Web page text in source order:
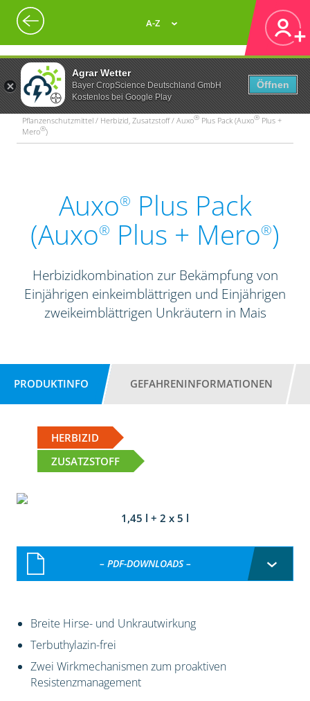
Agrar Wetter
Bayer CropScience Deutschland GmbH
Kostenlos bei Google Play
Öffnen
A-Z
Pflanzenschutzmittel / Herbizid, Zusatzstoff / Auxo® Plus Pack (Auxo® Plus +
Mero®)
Auxo® Plus Pack
(Auxo® Plus + Mero®)
Herbizidkombination zur Bekämpfung von
Einjährigen einkeimblättrigen und Einjährigen
zweikeimblättrigen Unkräutern in Mais
PRODUKTINFO GEFAHRENINFORMATIONEN
HERBIZID
ZUSATZSTOFF
1,45 l + 2 x 5 l
– PDF-DOWNLOADS –
Breite Hirse- und Unkrautwirkung
Terbuthylazin-frei
Zwei Wirkmechanismen zum proaktiven
Resistenzmanagement